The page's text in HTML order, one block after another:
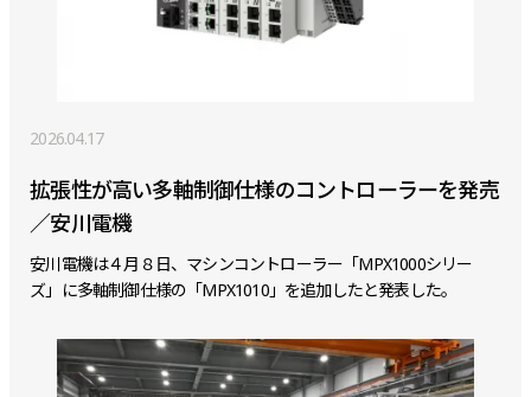
2026.04.17
拡張性が高い多軸制御仕様のコントローラーを発売
／安川電機
安川電機は４月８日、マシンコントローラー「MPX1000シリー
ズ」に多軸制御仕様の「MPX1010」を追加したと発表した。